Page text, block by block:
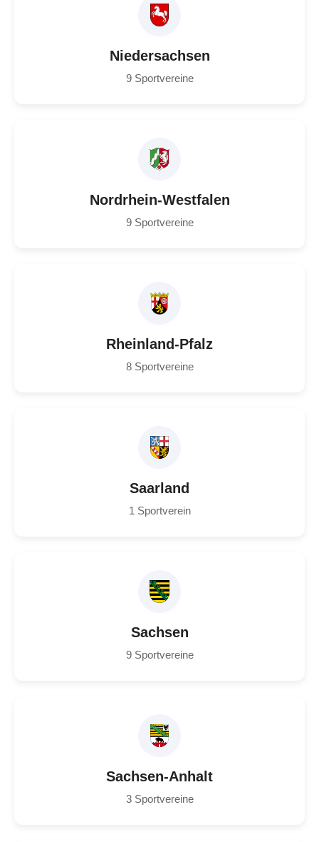
Niedersachsen
9 Sportvereine
Nordrhein-Westfalen
9 Sportvereine
Rheinland-Pfalz
8 Sportvereine
Saarland
1 Sportverein
Sachsen
9 Sportvereine
Sachsen-Anhalt
3 Sportvereine